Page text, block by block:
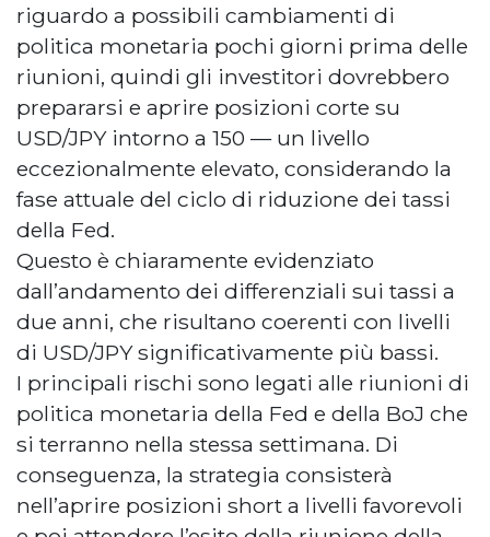
riguardo a possibili cambiamenti di
politica monetaria pochi giorni prima delle
riunioni, quindi gli investitori dovrebbero
prepararsi e aprire posizioni corte su
USD/JPY intorno a 150 — un livello
eccezionalmente elevato, considerando la
fase attuale del ciclo di riduzione dei tassi
della Fed.
Questo è chiaramente evidenziato
dall’andamento dei differenziali sui tassi a
due anni, che risultano coerenti con livelli
di USD/JPY significativamente più bassi.
I principali rischi sono legati alle riunioni di
politica monetaria della Fed e della BoJ che
si terranno nella stessa settimana. Di
conseguenza, la strategia consisterà
nell’aprire posizioni short a livelli favorevoli